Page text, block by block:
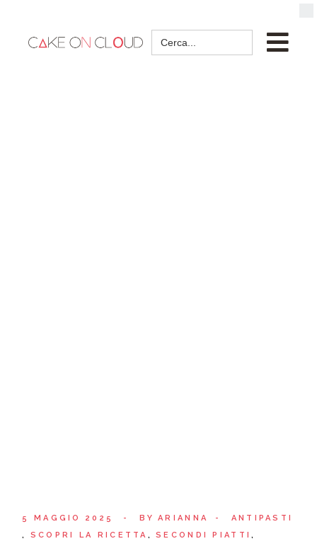
Search
for:
5 MAGGIO 2025 BY ARIANNA
ANTIPASTI
SCOPRI LA RICETTA
SECONDI PIATTI